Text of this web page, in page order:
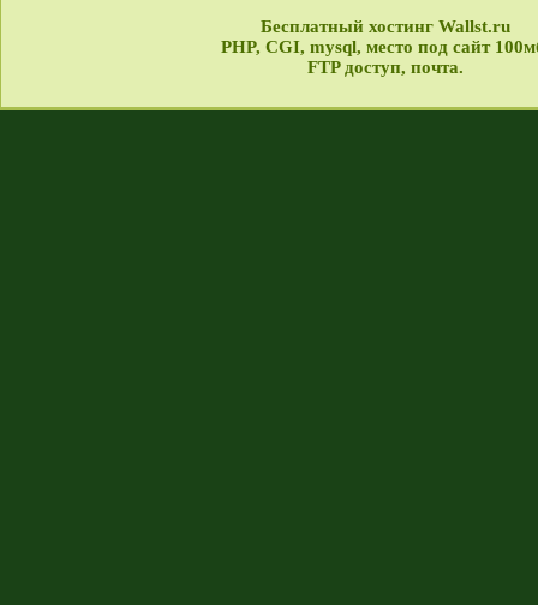
Бесплатный хостинг Wallst.ru
PHP, CGI, mysql, место под сайт
FTP доступ, почта.